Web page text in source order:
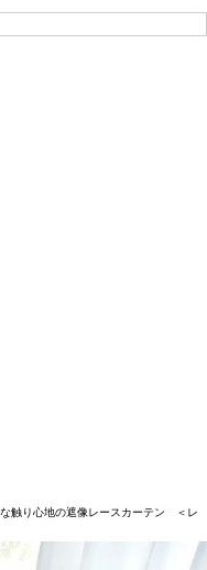
触り心地の遮像レースカーテン ＜レ